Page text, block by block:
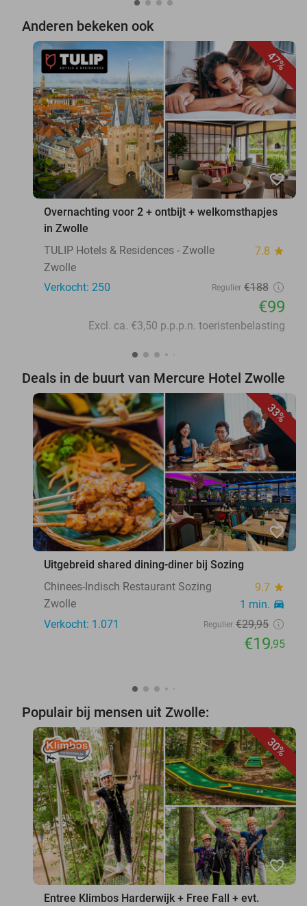
Anderen bekeken ook
47%
favorite_border
Overnachting voor 2 + ontbijt + welkomsthapjes
in Zwolle
TULIP Hotels & Residences - Zwolle
7.8 star
Zwolle
Verkocht: 250
Regulier €188
€99
Excl. ca. €3,50 p.p.p.n. toeristenbelasting
Deals in de buurt van Mercure Hotel Zwolle
33%
favorite_border
Uitgebreid shared dining-diner bij Sozing
Chinees-Indisch Restaurant Sozing
9.7 star
Zwolle 1 min. directions_car
Verkocht: 1.071 Regulier €29,95
€19,95
Populair bij mensen uit Zwolle:
30%
favorite_border
Entree Klimbos Harderwijk + Free Fall + evt.